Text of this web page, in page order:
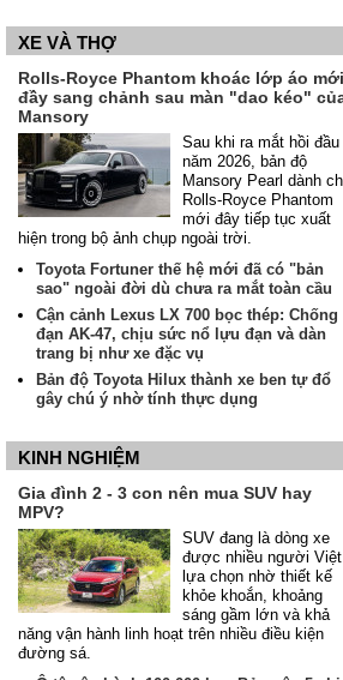
XE VÀ THỢ
Rolls-Royce Phantom khoác lớp áo mới
đầy sang chảnh sau màn "dao kéo"
Mansory
Sau khi ra mắt hồi đầu
năm 2026, bản độ
Mansory Pearl dành
Rolls-Royce Phantom
mới đây tiếp tục xuất
hiện trong bộ ảnh chụp ngoài trời.
Toyota Fortuner thế hệ mới đã có "bản
sao" ngoài đời dù chưa ra mắt toàn cầu
Cận cảnh Lexus LX 700 bọc thép: Chống
đạn AK-47, chịu sức nổ lựu đạn và dàn
trang bị như xe đặc vụ
Bản độ Toyota Hilux thành xe ben tự đổ
gây chú ý nhờ tính thực dụng
KINH NGHIỆM
Gia đình 2 - 3 con nên mua SUV hay
MPV?
SUV đang là dòng xe
được nhiều người Việt
lựa chọn nhờ thiết kế
khỏe khoắn, khoảng
sáng gầm lớn và khả
năng vận hành linh hoạt trên nhiều điều kiện
đường sá.